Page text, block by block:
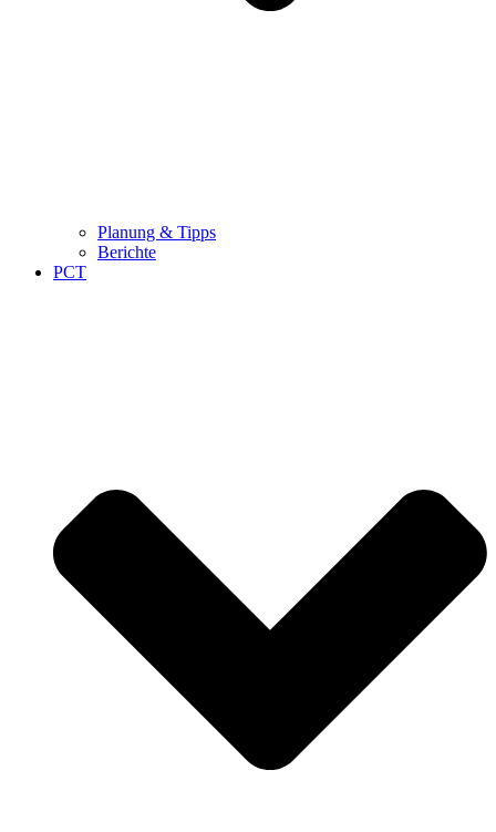
Planung & Tipps
Berichte
PCT